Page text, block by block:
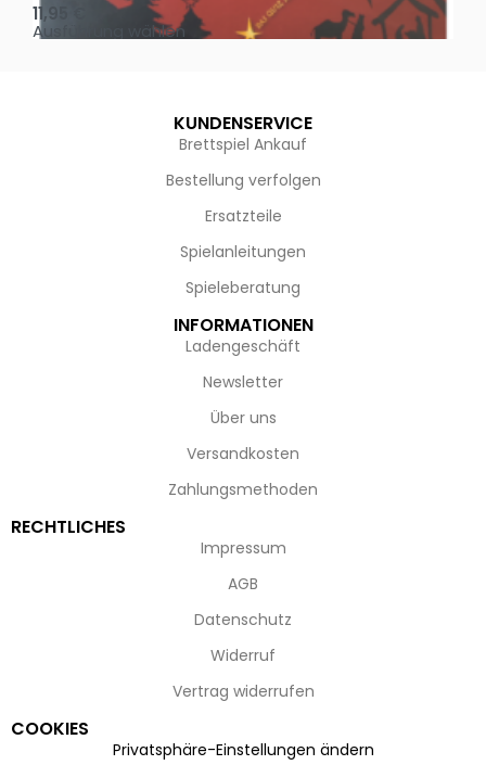
11,95
Ausführung wählen
KUNDENSERVICE
Brettspiel Ankauf
Bestellung verfolgen
Ersatzteile
Spielanleitungen
Spieleberatung
INFORMATIONEN
Ladengeschäft
Newsletter
Über uns
Versandkosten
Zahlungsmethoden
RECHTLICHES
Impressum
AGB
Datenschutz
Widerruf
Vertrag widerrufen
COOKIES
Privatsphäre-Einstellungen ändern